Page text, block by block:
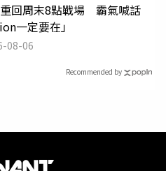
回周末8點戰場 霸氣喊話
一定要在」
08-06
Recommended by